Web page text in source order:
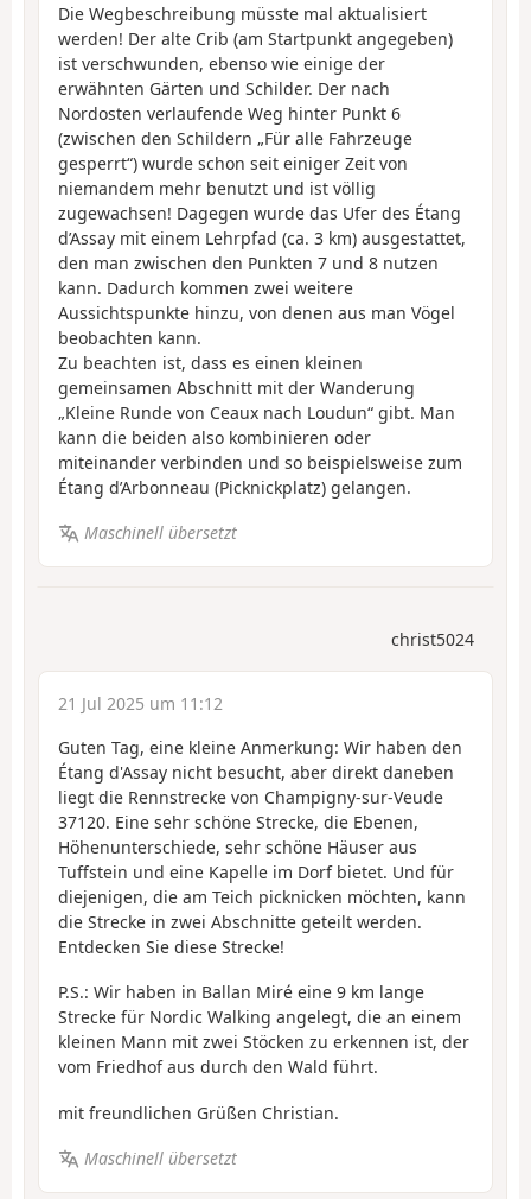
Die Wegbeschreibung müsste mal aktualisiert
werden! Der alte Crib (am Startpunkt angegeben)
ist verschwunden, ebenso wie einige der
erwähnten Gärten und Schilder. Der nach
Nordosten verlaufende Weg hinter Punkt 6
(zwischen den Schildern „Für alle Fahrzeuge
gesperrt“) wurde schon seit einiger Zeit von
niemandem mehr benutzt und ist völlig
zugewachsen! Dagegen wurde das Ufer des Étang
d’Assay mit einem Lehrpfad (ca. 3 km) ausgestattet,
den man zwischen den Punkten 7 und 8 nutzen
kann. Dadurch kommen zwei weitere
Aussichtspunkte hinzu, von denen aus man Vögel
beobachten kann.
Zu beachten ist, dass es einen kleinen
gemeinsamen Abschnitt mit der Wanderung
„Kleine Runde von Ceaux nach Loudun“ gibt. Man
kann die beiden also kombinieren oder
miteinander verbinden und so beispielsweise zum
Étang d’Arbonneau (Picknickplatz) gelangen.
Maschinell übersetzt
christ5024
21 Jul 2025 um 11:12
Guten Tag, eine kleine Anmerkung: Wir haben den
Étang d'Assay nicht besucht, aber direkt daneben
liegt die Rennstrecke von Champigny-sur-Veude
37120. Eine sehr schöne Strecke, die Ebenen,
Höhenunterschiede, sehr schöne Häuser aus
Tuffstein und eine Kapelle im Dorf bietet. Und für
diejenigen, die am Teich picknicken möchten, kann
die Strecke in zwei Abschnitte geteilt werden.
Entdecken Sie diese Strecke!
P.S.: Wir haben in Ballan Miré eine 9 km lange
Strecke für Nordic Walking angelegt, die an einem
kleinen Mann mit zwei Stöcken zu erkennen ist, der
vom Friedhof aus durch den Wald führt.
mit freundlichen Grüßen Christian.
Maschinell übersetzt